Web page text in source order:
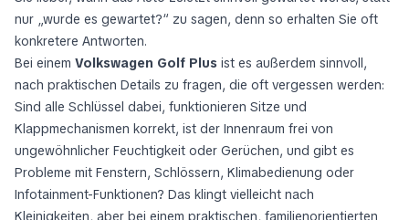
nur „wurde es gewartet?“ zu sagen, denn so erhalten Sie oft
konkretere Antworten.
Bei einem Volkswagen Golf Plus ist es außerdem sinnvoll,
nach praktischen Details zu fragen, die oft vergessen werden:
Sind alle Schlüssel dabei, funktionieren Sitze und
Klappmechanismen korrekt, ist der Innenraum frei von
ungewöhnlicher Feuchtigkeit oder Gerüchen, und gibt es
Probleme mit Fenstern, Schlössern, Klimabedienung oder
Infotainment-Funktionen? Das klingt vielleicht nach
Kleinigkeiten, aber bei einem praktischen, familienorientierten